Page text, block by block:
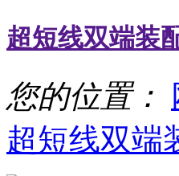
超短线双端装
您的位置：
超短线双端